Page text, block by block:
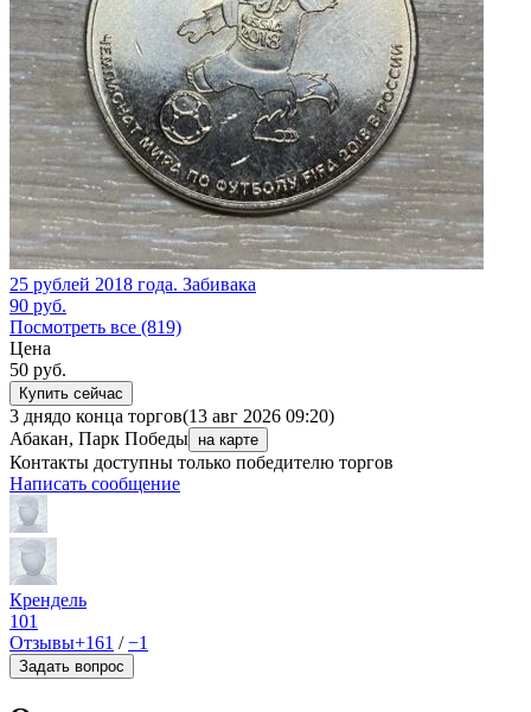
25 рублей 2018 года. Забивака
90 руб.
Посмотреть все (819)
Цена
50 руб.
Купить сейчас
3 днядо конца торгов(13 авг 2026 09:20)
Абакан, Парк Победы на карте
Контакты доступны только победителю торгов
Написать сообщение
Крендель
101
Отзывы+161 /−1
Задать вопрос